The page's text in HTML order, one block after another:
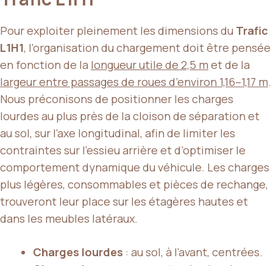
Pour exploiter pleinement les dimensions du Trafic
L1H1, l’organisation du chargement doit être pensée
en fonction de la longueur utile de 2,5 m et de la
largeur entre passages de roues d’environ 1,16–1,17 m.
Nous préconisons de positionner les charges
lourdes au plus près de la cloison de séparation et
au sol, sur l’axe longitudinal, afin de limiter les
contraintes sur l’essieu arrière et d’optimiser le
comportement dynamique du véhicule. Les charges
plus légères, consommables et pièces de rechange,
trouveront leur place sur les étagères hautes et
dans les meubles latéraux.
Charges lourdes : au sol, à l’avant, centrées.